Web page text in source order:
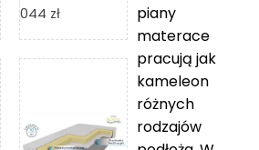
044 złZakres
od
6
piany
materace
pracują jak
kameleon
różnych
rodzajów